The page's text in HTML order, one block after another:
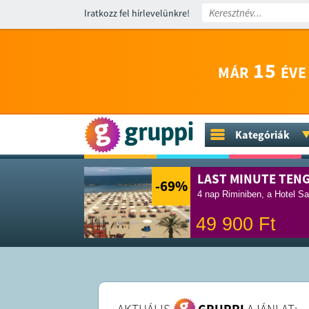
Iratkozz fel hírlevelünkre!
MÁR 15
Kategóriák
-69% LAST MINUTE
4 nap Riminiben, a Hotel
49 900 Ft